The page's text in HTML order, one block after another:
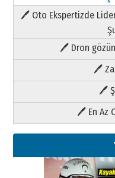
🖊 Oto Ekspertizde
🖊 Dron
🖊
🖊
🖊 En Az